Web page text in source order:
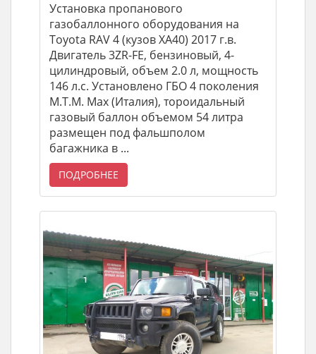
Установка пропанового
газобаллонного оборудования на
Toyota RAV 4 (кузов XA40) 2017 г.в.
Двигатель 3ZR-FE, бензиновый, 4-
цилиндровый, объем 2.0 л, мощность
146 л.с. Установлено ГБО 4 поколения
M.T.M. Max (Италия), тороидальный
газовый баллон объемом 54 литра
размещен под фальшполом
багажника в ...
ПОДРОБНЕЕ